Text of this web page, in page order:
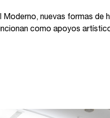
Moderno, nuevas formas
como apoyos